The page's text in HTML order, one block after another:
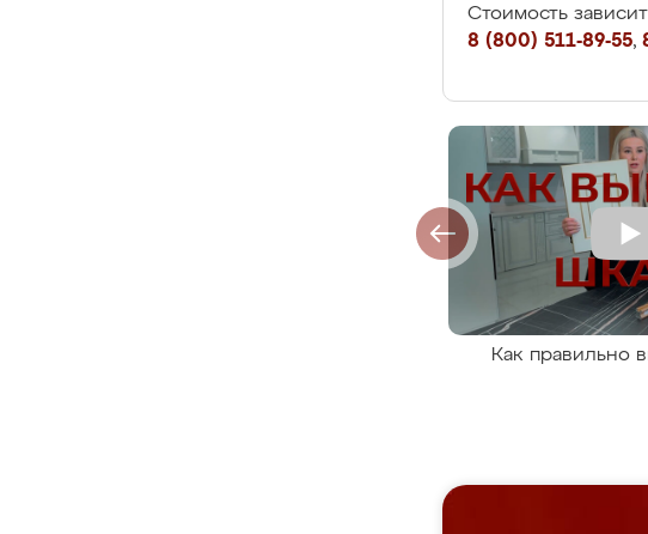
Стоимость
8 (800) 511-89-55,
Как правильно